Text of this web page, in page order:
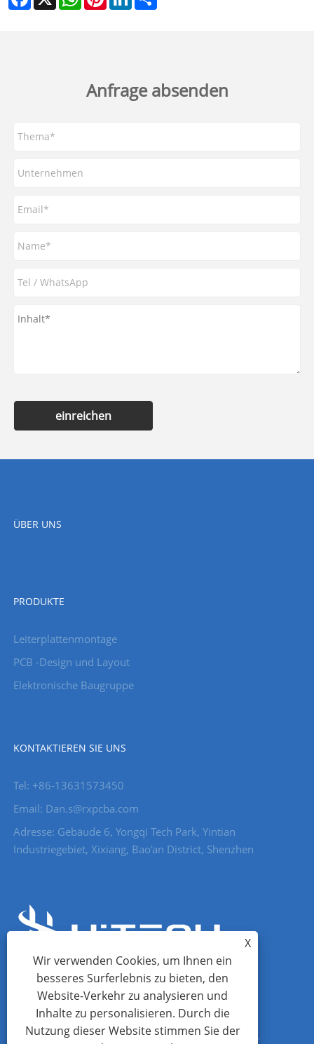
Anfrage absenden
einreichen
ÜBER UNS
PRODUKTE
Leiterplattenmontage
PCB -Design und Layout
Elektronische Baugruppe
KONTAKTIEREN SIE UNS
Tel: +86-13631573450
Email: Dan.s@rxpcba.com
Adresse: Gebäude 6, Yongqi Tech Park, Yintian
Industriegebiet, Xixiang, Bao'an District, Shenzhen
Copyright © 2023 Shenzhen HI Tech Co., Ltd. - PCB -Baugruppe,
X
Wir verwenden Cookies, um Ihnen ein
besseres Surferlebnis zu bieten, den
Website-Verkehr zu analysieren und
Inhalte zu personalisieren. Durch die
Nutzung dieser Website stimmen Sie der